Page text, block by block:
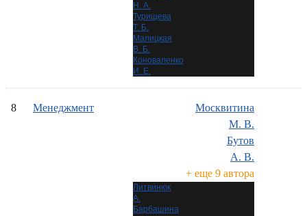
Н. А.
Турищева
Т. Б.
Малицкая
В. Б.
Коноваленко
И. Е.
8 Менеджмент
Москвитина
М. В.
Бутов
А. В.
+ еще 9 автора
Литвинюк
А.
Барбашина